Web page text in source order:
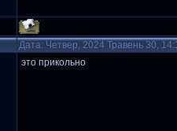
Дата: Четвер, 2024 Травень 30,
это прикольно